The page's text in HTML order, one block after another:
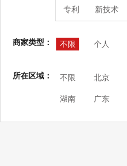
专利 新技术
商家类型： 不限 个人
所在区域： 不限 北京
湖南 广东